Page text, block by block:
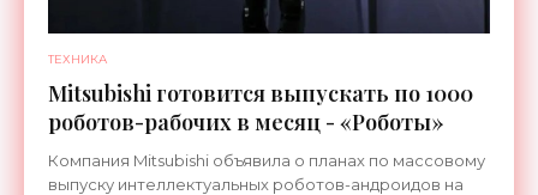
ТЕХНИКА
Mitsubishi готовится выпускать по 1000
роботов-рабочих в месяц - «Роботы»
Компания Mitsubishi объявила о планах по массовому
выпуску интеллектуальных роботов-андроидов на